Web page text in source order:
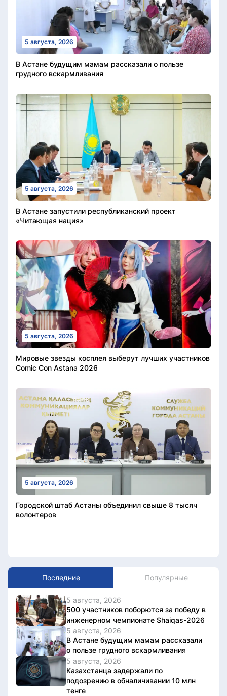
5 августа, 2026
В Астане будущим мамам рассказали о пользе
грудного вскармливания
5 августа, 2026
В Астане запустили республиканский проект
«Читающая нация»
5 августа, 2026
Мировые звезды косплея выберут лучших участников
Comic Con Astana 2026
5 августа, 2026
Городской штаб Астаны объединил свыше 8 тысяч
волонтеров
Последние Популярные
5 августа, 2026
500 участников поборются за победу в
инженерном чемпионате Shaiqas-2026
5 августа, 2026
В Астане будущим мамам рассказали
о пользе грудного вскармливания
5 августа, 2026
Казахстанца задержали по
подозрению в обналичивании 10 млн
тенге